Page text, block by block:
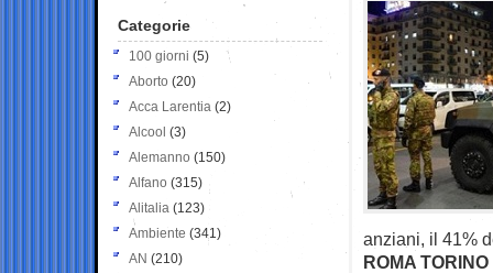
anziani, il 41%
ROMA
Categorie
100 giorni (5)
Aborto (20)
Acca Larentia (2)
Alcool (3)
Alemanno (150)
Alfano (315)
Alitalia (123)
Ambiente (341)
AN (210)